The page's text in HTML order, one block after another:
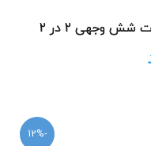
وجهی 2 در 2
-12%